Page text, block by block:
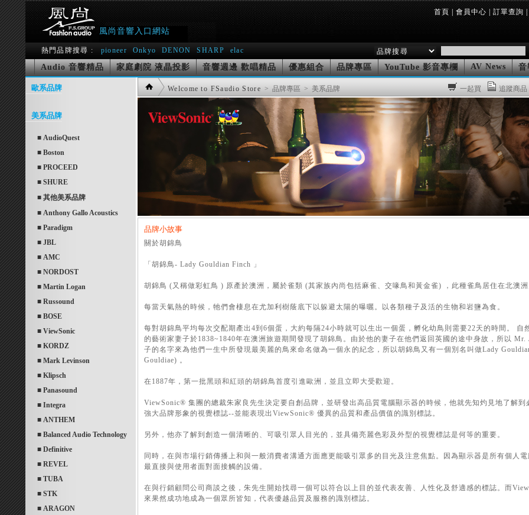
風尚音響入口網站
首頁 | 會員中心 | 訂單查詢 |
熱門品牌搜尋 : pioneer Onkyo DENON SHARP elac
Audio 音響精品 家庭劇院 液晶投影 音響週邊 歡唱精品 優惠組合 品牌專區 YouTube 影音專欄 AV News 音
歐系品牌
美系品牌
■ AudioQuest
■ Boston
■ PROCEED
■ SHURE
■ 其他美系品牌
■ Anthony Gallo Acoustics
■ Paradigm
■ JBL
■ AMC
■ NORDOST
■ Martin Logan
■ Russound
■ BOSE
■ ViewSonic
■ KORDZ
■ Mark Levinson
■ Klipsch
■ Panasound
■ Integra
■ ANTHEM
■ Balanced Audio Technology
■ Definitive
■ REVEL
■ TUBA
■ STK
■ ARAGON
Welcome to FSaudio Store > 品牌專區 > 美系品牌 一起買 追蹤商品
品牌小故事
關於胡錦鳥
「胡錦鳥- Lady Gouldian Finch 」
胡錦鳥 (又稱做彩虹鳥 ) 原產於澳洲，屬於雀類 (其家族內尚包括麻雀、交喙鳥和黃金雀) ，此種雀鳥居住在北澳
每當天氣熱的時候，牠們會棲息在尤加利樹蔭底下以躲避太陽的曝曬。以各類種子及活的生物和岩鹽為食。
每對胡錦鳥平均每次交配期產出4到6個蛋，大約每隔24小時就可以生出一個蛋，孵化幼鳥則需要22天的時間。 自
的藝術家妻子於1838~1840年在澳洲旅遊期間發現了胡錦鳥。由於他的妻子在他們返回英國的途中身故，所以 Mr.
子的名字來為他們一生中所發現最美麗的鳥來命名做為一個永的紀念，所以胡錦鳥又有一個別名叫做Lady
Gouldiae) 。
在1887年，第一批黑頭和紅頭的胡錦鳥首度引進歐洲，並且立即大受歡迎。
ViewSonic® 集團的總裁朱家良先生決定要自創品牌，並研發出高品質電腦顯示器的時候，他就先知灼見地了解到
強大品牌形象的視覺標誌--並能表現出ViewSonic® 優異的品質和產品價值的識別標誌。
另外，他亦了解到創造一個清晰的、可吸引眾人目光的，並具備亮麗色彩及外型的視覺標誌是何等的重要。
同時，在與市場行銷傳播上和與一般消費者溝通方面應更能吸引眾多的目光及注意焦點。因為顯示器是所有個人
最直接與使用者面對面接觸的設備。
在與行銷顧問公司商談之後，朱先生開始找尋一個可以符合以上目的並代表友善、人性化及舒適感的標誌。而
來果然成功地成為一個眾所皆知，代表優越品質及服務的識別標誌。